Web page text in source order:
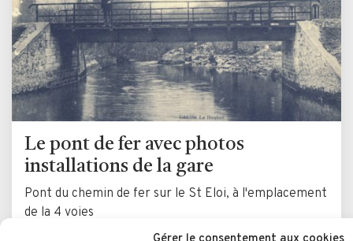
Le pont de fer avec photos
installations de la gare
Pont du chemin de fer sur le St Eloi, à l'emplacement
de la 4 voies